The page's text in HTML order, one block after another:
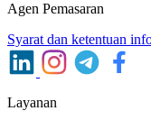
Agen Pemasaran
Syarat dan ketentuan
Layanan